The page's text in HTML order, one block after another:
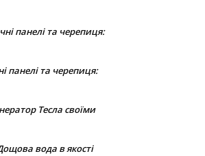
панелі та черепиця:
панелі та черепиця:
Тесла своїми
вода в якості